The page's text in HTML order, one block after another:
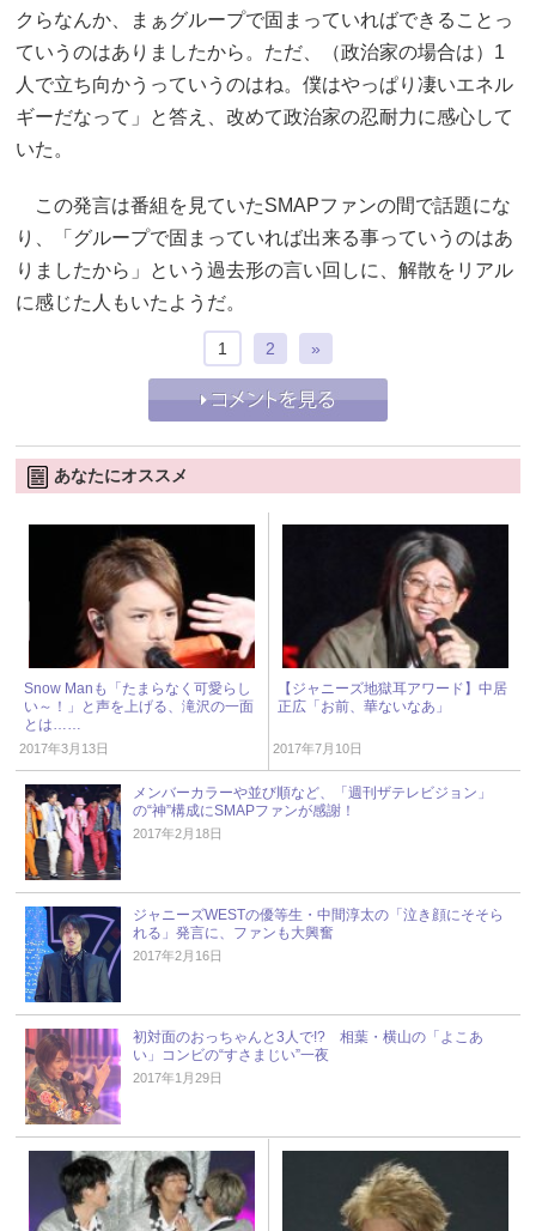
クらなんか、まぁグループで固まっていればできることっ
ていうのはありましたから。ただ、（政治家の場合は）1
人で立ち向かうっていうのはね。僕はやっぱり凄いエネル
ギーだなって」と答え、改めて政治家の忍耐力に感心して
いた。
この発言は番組を見ていたSMAPファンの間で話題にな
り、「グループで固まっていれば出来る事っていうのはあ
りましたから」という過去形の言い回しに、解散をリアル
に感じた人もいたようだ。
1 2 »
あなたにオススメ
Snow Manも「たまらなく可愛らし
い～！」と声を上げる、滝沢の一面
とは……
2017年3月13日
【ジャニーズ地獄耳アワード】中居
正広「お前、華ないなあ」
2017年7月10日
メンバーカラーや並び順など、「週刊ザテレビジョン」
の“神”構成にSMAPファンが感謝！
2017年2月18日
ジャニーズWESTの優等生・中間淳太の「泣き顔にそそら
れる」発言に、ファンも大興奮
2017年2月16日
初対面のおっちゃんと3人で!? 相葉・横山の「よこあ
い」コンビの“すさまじい”一夜
2017年1月29日